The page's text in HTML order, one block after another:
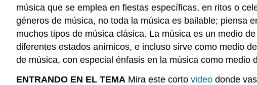
música que se emplea en fiestas específicas, en ritos o
géneros de música, no toda la música es bailable; piensa
muchos tipos de música clásica. La música es un medio de
diferentes estados anímicos, e incluso sirve como medio de
de música, con especial énfasis en la música como medio
ENTRANDO EN EL TEMA Mira este corto video donde